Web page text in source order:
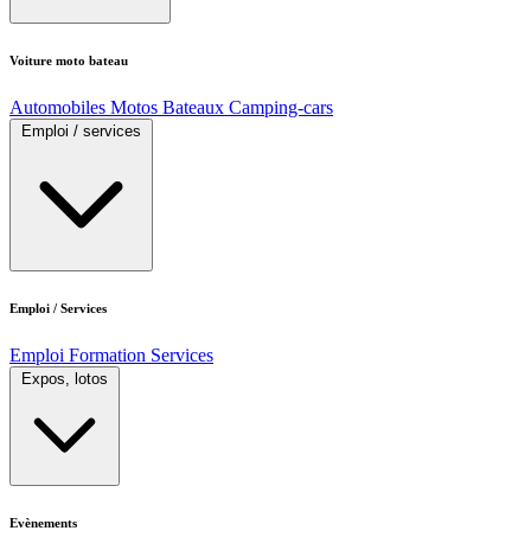
Voiture moto bateau
Automobiles Motos Bateaux Camping-cars
Emploi / services
Emploi / Services
Emploi Formation Services
Expos, lotos
Evènements